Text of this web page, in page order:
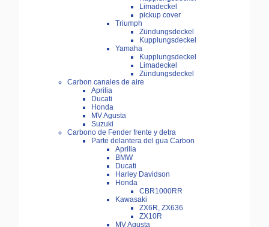
Limadeckel
pickup cover
Triumph
Zündungsdeckel
Kupplungsdeckel
Yamaha
Kupplungsdeckel
Limadeckel
Zündungsdeckel
Carbon canales de aire
Aprilia
Ducati
Honda
MV Agusta
Suzuki
Carbono de Fender frente y detra
Parte delantera del gua Carbon
Aprilia
BMW
Ducati
Harley Davidson
Honda
CBR1000RR
Kawasaki
ZX6R, ZX636
ZX10R
MV Agusta